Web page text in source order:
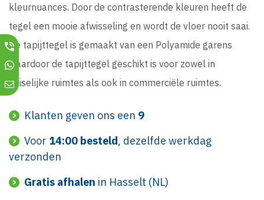
kleurnuances. Door de contrasterende kleuren heeft de
tegel een mooie afwisseling en wordt de vloer nooit saai.
De tapijttegel is gemaakt van een Polyamide garens
waardoor de tapijttegel geschikt is voor zowel in
huiselijke ruimtes als ook in commerciële ruimtes.
Klanten geven ons een 9
Voor 14:00 besteld, dezelfde werkdag
verzonden
Gratis afhalen in Hasselt (NL)